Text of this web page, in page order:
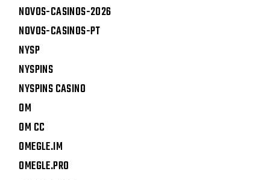
NOVOS-CASINOS-2026
NOVOS-CASINOS-PT
NYSP
NYSPINS
NYSPINS CASINO
OM
OM CC
OMEGLE.IM
OMEGLE.PRO